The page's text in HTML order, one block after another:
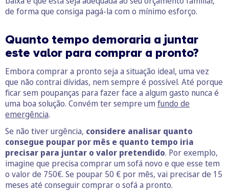
de forma que consiga pagá-la com o mínimo esforço.
Quanto tempo demoraria a juntar
este valor para comprar a pronto?
Embora comprar a pronto seja a situação ideal, uma vez
que não contrai dívidas, nem sempre é possível. Até porque
ficar sem poupanças para fazer face a algum gasto nunca é
uma boa solução. Convém ter sempre um fundo de
emergência.
Se não tiver urgência, considere analisar quanto
consegue poupar por mês e quanto tempo iria
precisar para juntar o valor pretendido. Por exemplo,
imagine que precisa comprar um sofá novo e que esse tem
o valor de 750€. Se poupar 50 € por mês, vai precisar de 15
meses até conseguir comprar o sofá a pronto.